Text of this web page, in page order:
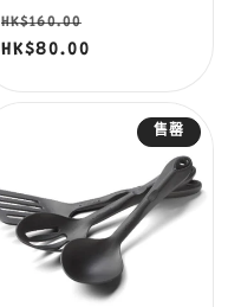
定
價
HK$160.00
HK$80.00
售罄